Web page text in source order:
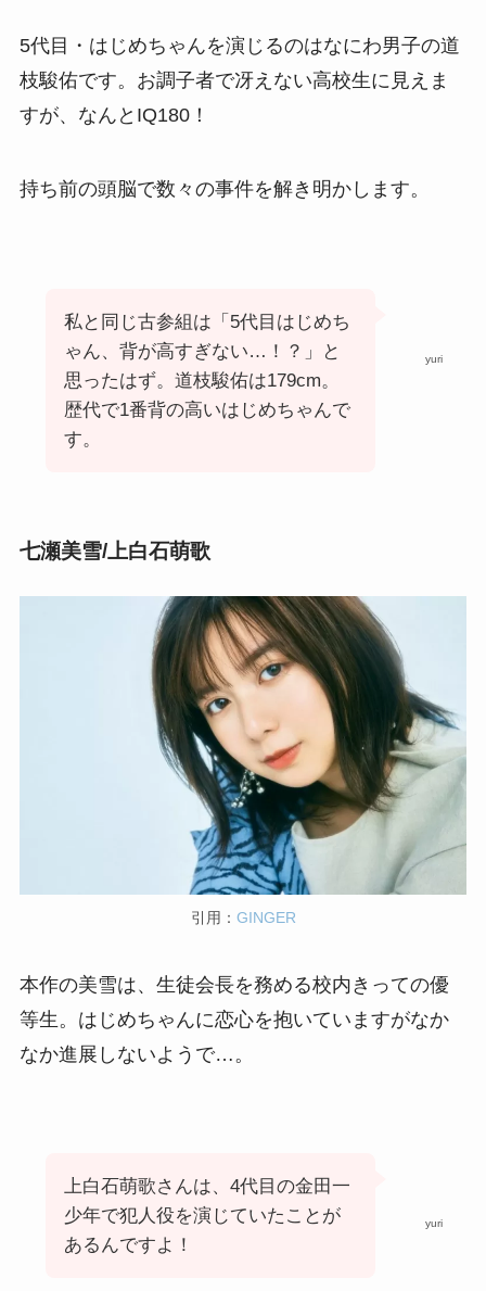
5代目・はじめちゃんを演じるのはなにわ男子の道
枝駿佑です。お調子者で冴えない高校生に見えま
すが、なんとIQ180！
持ち前の頭脳で数々の事件を解き明かします。
yuri
私と同じ古参組は「5代目はじめち
ゃん、背が高すぎない…！？」と
思ったはず。道枝駿佑は179cm。
歴代で1番背の高いはじめちゃんで
す。
七瀬美雪/上白石萌歌
引用： GINGER
本作の美雪は、生徒会長を務める校内きっての優
等生。はじめちゃんに恋心を抱いていますがなか
なか進展しないようで…。
yuri
上白石萌歌さんは、4代目の金田一
少年で犯人役を演じていたことが
あるんですよ！